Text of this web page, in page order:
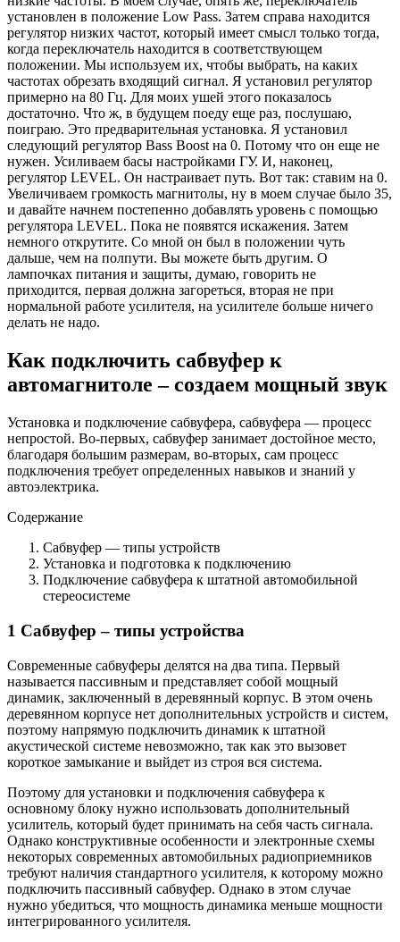
установлен в положение Low Pass. Затем справа находится
регулятор низких частот, который имеет смысл только тогда,
когда переключатель находится в соответствующем
положении. Мы используем их, чтобы выбрать, на каких
частотах обрезать входящий сигнал. Я установил регулятор
примерно на 80 Гц. Для моих ушей этого показалось
достаточно. Что ж, в будущем поеду еще раз, послушаю,
поиграю. Это предварительная установка. Я установил
следующий регулятор Bass Boost на 0. Потому что он еще не
нужен. Усиливаем басы настройками ГУ. И, наконец,
регулятор LEVEL. Он настраивает путь. Вот так: ставим на 0.
Увеличиваем громкость магнитолы, ну в моем случае было 35,
и давайте начнем постепенно добавлять уровень с помощью
регулятора LEVEL. Пока не появятся искажения. Затем
немного открутите. Со мной он был в положении чуть
дальше, чем на полпути. Вы можете быть другим. О
лампочках питания и защиты, думаю, говорить не
приходится, первая должна загореться, вторая не при
нормальной работе усилителя, на усилителе больше ничего
делать не надо.
Как подключить сабвуфер к
автомагнитоле – создаем мощный звук
Установка и подключение сабвуфера, сабвуфера — процесс
непростой. Во-первых, сабвуфер занимает достойное место,
благодаря большим размерам, во-вторых, сам процесс
подключения требует определенных навыков и знаний у
автоэлектрика.
Содержание
Сабвуфер — типы устройств
Установка и подготовка к подключению
Подключение сабвуфера к штатной автомобильной
стереосистеме
1 Сабвуфер – типы устройства
Современные сабвуферы делятся на два типа. Первый
называется пассивным и представляет собой мощный
динамик, заключенный в деревянный корпус. В этом очень
деревянном корпусе нет дополнительных устройств и систем,
поэтому напрямую подключить динамик к штатной
акустической системе невозможно, так как это вызовет
короткое замыкание и выйдет из строя вся система.
Поэтому для установки и подключения сабвуфера к
основному блоку нужно использовать дополнительный
усилитель, который будет принимать на себя часть сигнала.
Однако конструктивные особенности и электронные схемы
некоторых современных автомобильных радиоприемников
требуют наличия стандартного усилителя, к которому можно
подключить пассивный сабвуфер. Однако в этом случае
нужно убедиться, что мощность динамика меньше мощности
интегрированного усилителя.